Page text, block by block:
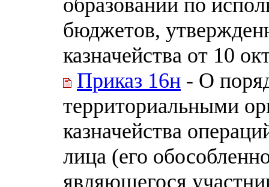
бюджетов,
казначейства от 10
Приказ 16н - О
территориальными
казначейства
лица (его
являющегося